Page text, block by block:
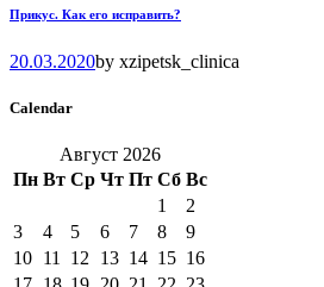
Прикус. Как его исправить?
20.03.2020by xzipetsk_clinica
Calendar
Август 2026
Пн Вт Ср Чт Пт Сб Вс
1
2
3
4 5 6 7 8
9
10 11 12 13 14 15 16